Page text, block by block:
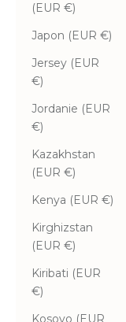
(EUR €)
Japon (EUR €)
Jersey (EUR
€)
Jordanie (EUR
€)
Kazakhstan
(EUR €)
Kenya (EUR €)
Kirghizstan
(EUR €)
Kiribati (EUR
€)
Kosovo (EUR